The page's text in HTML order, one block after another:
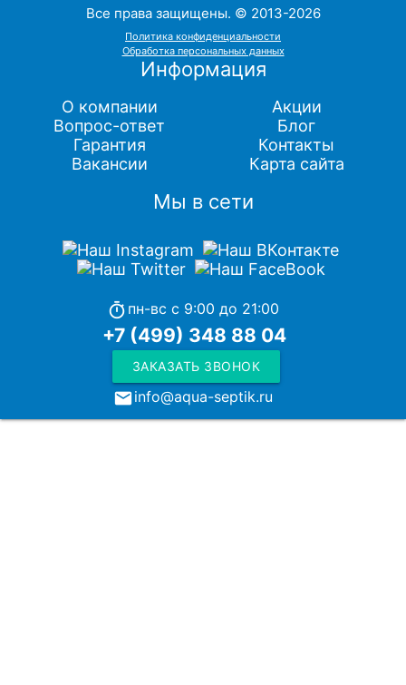
Все права защищены. © 2013-2026
Политика конфиденциальности
Обработка персональных данных
Информация
О компании
Вопрос-ответ
Гарантия
Вакансии
Акции
Блог
Контакты
Карта сайта
Мы в сети
timer пн-вс с 9:00 до 21:00
+7 (499) 348 88 04
ЗАКАЗАТЬ ЗВОНОК
local_post_officeinfo@aqua-septik.ru